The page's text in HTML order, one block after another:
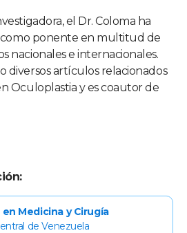
el Dr. Coloma ha
como ponente en multitud de
nacionales e internacionales.
diversos artículos relacionados
Oculoplastia y es coautor de
Medicina y Cirugía
de Venezuela